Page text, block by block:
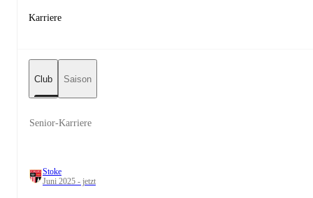
Karriere
Club Saison
Senior-Karriere
Stoke
Juni 2025 - jetzt